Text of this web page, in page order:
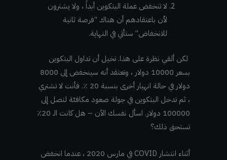
لا تنخفض عملة البتكوين أبداً ، ولا يشترون
لأن باعتقادهم أن هناك “فرصة ثانية
للانخفاض” ستأتي في النهاية.
لكن ألقي نظرة على هذا. تخيل أن تداول البتكوين
بسعر 10000 دولار ، وتعتقد أنه سينخفض إلى 8000
دولار في حالة انهيار أخرى بنسبة 20 ٪. فأنت لا تشتري
، ثم تدخل البتكوين في جولة صعود مكافئة لتصل إلى
100000 دولار. اسأل نفسك الآن – هل كانت الـ 20٪
تستحق ذلك؟
أثناء انتشار COVID في مارس 2020 ، عندما انخفض